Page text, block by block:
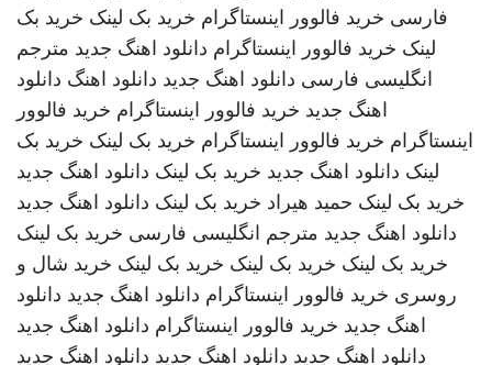
فارسی خرید فالوور اینستاگرام خرید بک لینک خرید بک
لینک خرید فالوور اینستاگرام دانلود اهنگ جدید مترجم
انگلیسی فارسی دانلود اهنگ جدید دانلود اهنگ دانلود
اهنگ جدید خرید فالوور اینستاگرام خرید فالوور
اینستاگرام خرید فالوور اینستاگرام خرید بک لینک خرید بک
لینک دانلود اهنگ جدید خرید بک لینک دانلود اهنگ جدید
خرید بک لینک حمید هیراد خرید بک لینک دانلود اهنگ جدید
دانلود اهنگ جدید مترجم انگلیسی فارسی خرید بک لینک
خرید بک لینک خرید بک لینک خرید بک لینک خرید شال و
روسری خرید فالوور اینستاگرام دانلود اهنگ جدید دانلود
اهنگ جدید خرید فالوور اینستاگرام دانلود اهنگ جدید
دانلود اهنگ جدید دانلود اهنگ جدید دانلود اهنگ جدید